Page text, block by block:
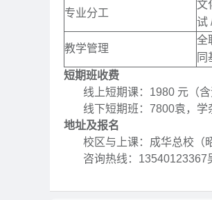
专业分工
文
试
教学管理
全
同
短期班收费
线上短期课：1980 元（含
线下短期班：7800袁，学杂
地址及报名
校区与上课：成华总校（昭
咨询热线：13540123367